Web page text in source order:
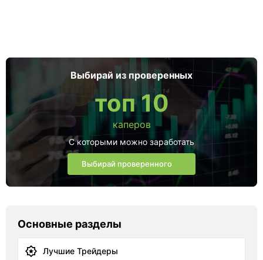
Выбирай из проверенных
топ 10
каперов
С которыми можно заработать
Выбирай проверенного
Основные разделы
Лучшие Трейдеры